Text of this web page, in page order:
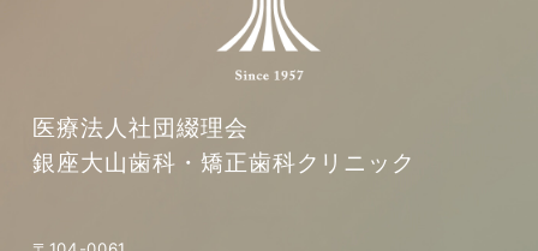
医療法人社団綴理会
銀座大山歯科・矯正歯科クリニック